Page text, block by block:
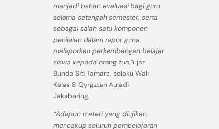
menjadi bahan evaluasi bagi guru
selama setengah semester, serta
sebagai salah satu komponen
penilaian dalam rapor guna
melaporkan perkembangan belajar
siswa kepada orang tua,”ujar
Bunda Siti Tamara, selaku Wali
Kelas 8 Qyrgztan Auladi
Jakabaring.
“Adapun materi yang diujikan
mencakup seluruh pembelajaran